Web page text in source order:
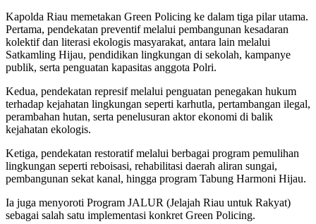
Kapolda Riau memetakan Green Policing ke dalam tiga pilar utama.
Pertama, pendekatan preventif melalui pembangunan kesadaran
kolektif dan literasi ekologis masyarakat, antara lain melalui
Satkamling Hijau, pendidikan lingkungan di sekolah, kampanye
publik, serta penguatan kapasitas anggota Polri.
Kedua, pendekatan represif melalui penguatan penegakan hukum
terhadap kejahatan lingkungan seperti karhutla, pertambangan ilegal,
perambahan hutan, serta penelusuran aktor ekonomi di balik
kejahatan ekologis.
Ketiga, pendekatan restoratif melalui berbagai program pemulihan
lingkungan seperti reboisasi, rehabilitasi daerah aliran sungai,
pembangunan sekat kanal, hingga program Tabung Harmoni Hijau.
Ia juga menyoroti Program JALUR (Jelajah Riau untuk Rakyat)
sebagai salah satu implementasi konkret Green Policing.